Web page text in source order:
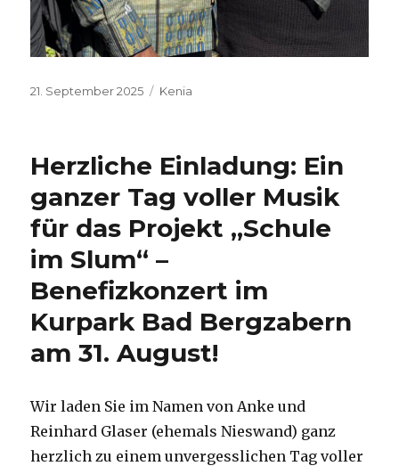
Veröffentlicht
21. September 2025 Kategorien
Kenia
Herzliche Einladung: Ein
ganzer Tag voller Musik
für das Projekt „Schule
im Slum“ –
Benefizkonzert im
Kurpark Bad Bergzabern
am 31. August!
Wir laden Sie im Namen von Anke und
Reinhard Glaser (ehemals Nieswand) ganz
herzlich zu einem unvergesslichen Tag voller